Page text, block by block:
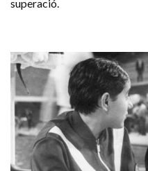
superació.